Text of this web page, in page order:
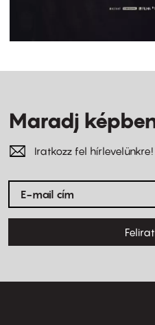
Maradj
Iratkozz fel hírlevelünkre!